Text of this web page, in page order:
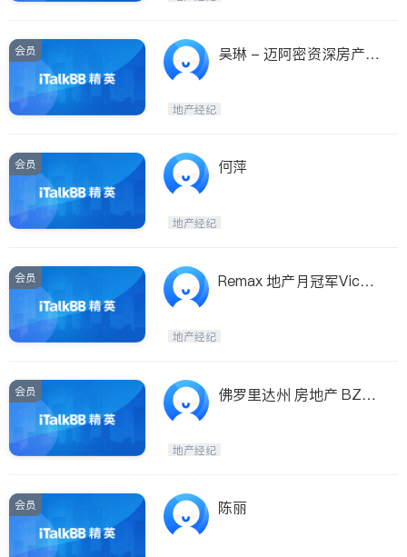
会员
吴琳 - 迈阿密资深房产经
地产经纪
会员 何萍
地产经纪
会员
Remax 地产月冠军Victo
地产经纪
会员
佛罗里达州 房地产 BZ有
地产经纪
会员 陈丽